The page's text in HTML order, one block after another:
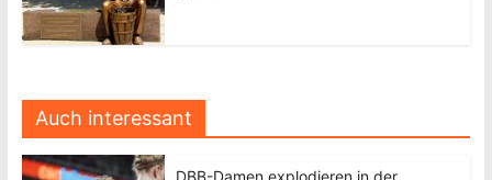
Auch interessant
DBB-Damen explodieren in der